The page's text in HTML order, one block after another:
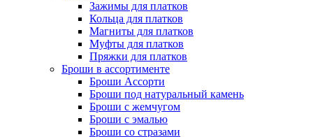
Зажимы для платков
Кольца для платков
Магниты для платков
Муфты для платков
Пряжки для платков
Броши в ассортименте
Броши Ассорти
Броши под натуральный камень
Броши с жемчугом
Броши с эмалью
Броши со стразами